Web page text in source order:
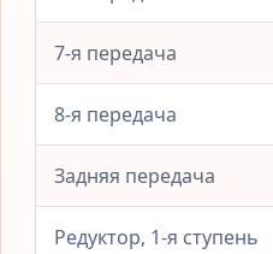
7-я передача
8-я передача
Задняя передача
Редуктор, 1-я ступень